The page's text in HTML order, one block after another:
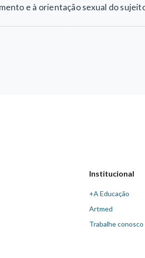
e à orientação sexual do
Institucional
+A Educação
Artmed
Trabalhe conosco